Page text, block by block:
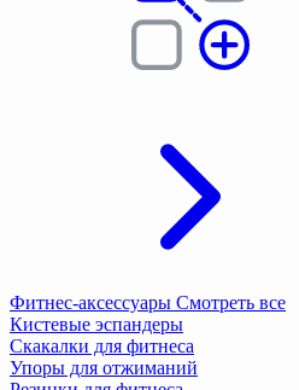
Фитнес-аксессуары Смотреть все
Кистевые эспандеры
Скакалки для фитнеса
Упоры для отжиманий